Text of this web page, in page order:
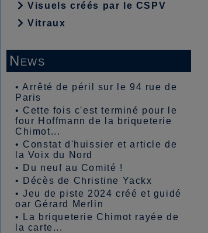
Visuels créés par le CSPV
Vitraux
News
•Arrêté de péril sur le 94 rue de
Paris
• Cette fois c'est terminé pour le
four Hoffmann de la briqueterie
Chimot...
• Constat d'huissier et article de
la Voix du Nord
•
Du neuf au Comité !
•
Décès de Christine Yackx
•Jeu de piste 2024 créé et guidé
oar Gérard Merlin
•
La briqueterie Chimot rayée de
la carte...